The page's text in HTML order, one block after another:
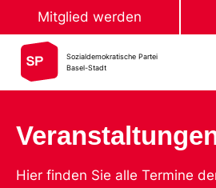
Mitglied werden
Sozialdemokratische Partei
Basel-Stadt
Hier finden Sie alle Termine